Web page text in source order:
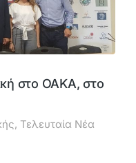
στο ΟΑΚΑ, στο
, Τελευταία Νέα